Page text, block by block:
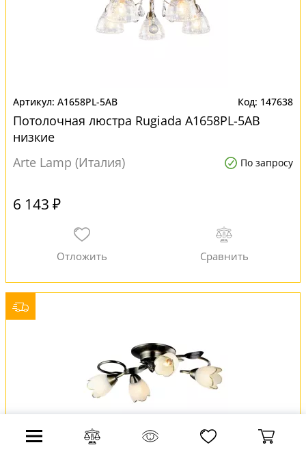
A1658PL-5AB 147638
Потолочная люстра Rugiada A1658PL-5AB
низкие
Arte Lamp (Италия)
По запросу
6 143 ₽